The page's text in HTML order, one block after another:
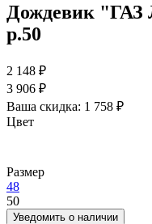
Дождевик "ГАЗ
р.50
2 148 ₽
3 906 ₽
Ваша скидка: 1 758 ₽
Цвет
Размер
48
50
Уведомить о наличии